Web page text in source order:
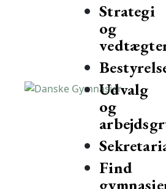
Danske Gymnasier
Danske Gymnasier er
Strategi
og
Udvalg
og
Find